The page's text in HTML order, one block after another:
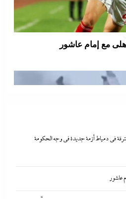
مع إمام عاشور
في دمياط أزمة جديدة في وجه الحكومة
عاشور